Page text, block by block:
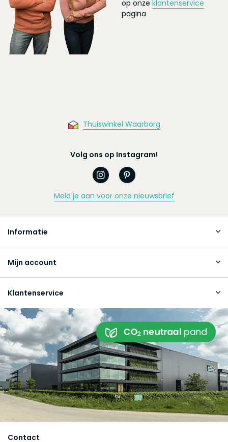
op onze klantenservice
pagina
Thuiswinkel Waarborg
Volg ons op Instagram!
Meld je aan voor onze nieuwsbrief
Informatie
Mijn account
Klantenservice
Contact